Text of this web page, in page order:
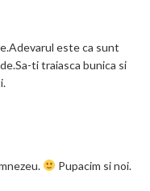
este ca sunt
ti traiasca bunica si
Pupacim si noi.